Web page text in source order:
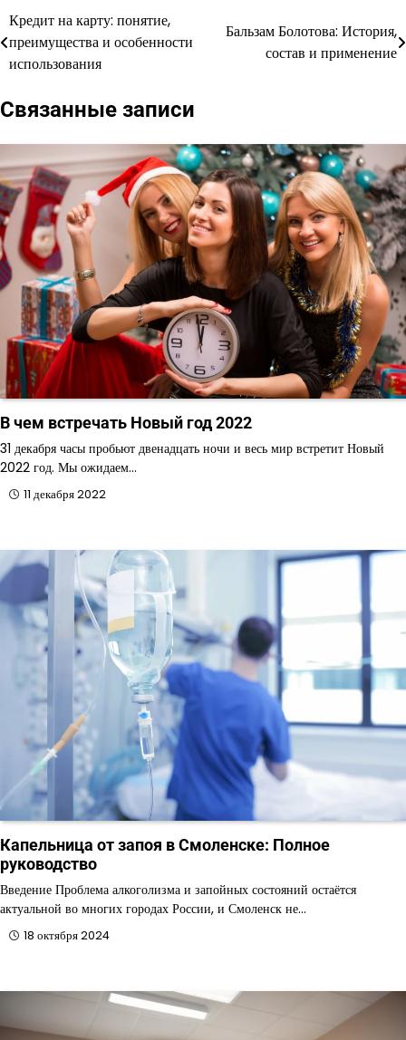
Навигация
по
Кредит на карту: понятие,
преимущества и особенности
использования
Бальзам Болотова: История,
состав и применение
Связанные записи
В чем встречать Новый год 2022
31 декабря часы пробьют двенадцать ночи и весь мир встретит Новый
2022 год. Мы ожидаем…
11 декабря 2022
Капельница от запоя в Смоленске: Полное
руководство
Введение Проблема алкоголизма и запойных состояний остаётся
актуальной во многих городах России, и Смоленск не…
18 октября 2024